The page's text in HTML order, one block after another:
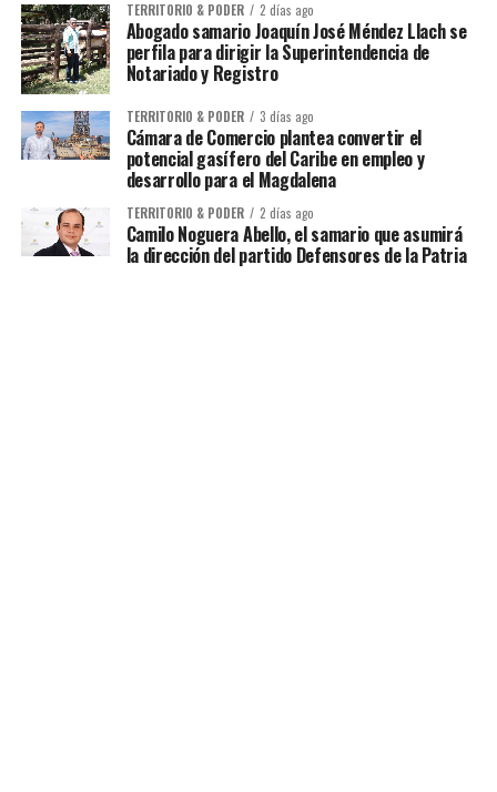
TERRITORIO & PODER 2 días ago
Abogado samario Joaquín José Méndez Llach se
perfila para dirigir la Superintendencia de
Notariado y Registro
TERRITORIO & PODER 3 días ago
Cámara de Comercio plantea convertir el
potencial gasífero del Caribe en empleo y
desarrollo para el Magdalena
TERRITORIO & PODER 2 días ago
Camilo Noguera Abello, el samario que asumirá
la dirección del partido Defensores de la Patria